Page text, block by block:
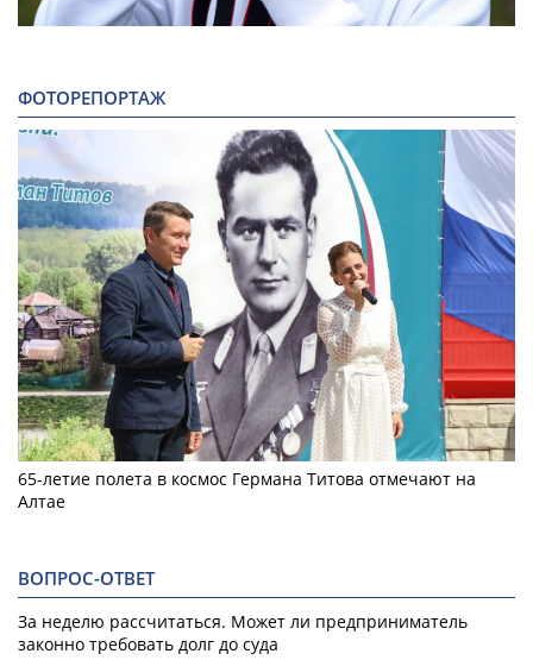
ФОТОРЕПОРТАЖ
65-летие полета в космос Германа Титова отмечают на
Алтае
ВОПРОС-ОТВЕТ
За неделю рассчитаться. Может ли предприниматель
законно требовать долг до суда